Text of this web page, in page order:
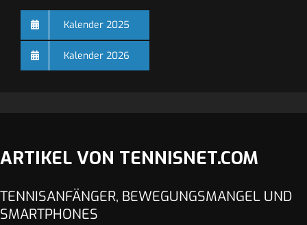
Kalender 2025
Kalender 2026
ARTIKEL VON TENNISNET.COM
TENNISANFÄNGER, BEWEGUNGSMANGEL UND
SMARTPHONES